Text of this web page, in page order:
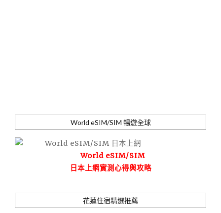
World eSIM/SIM 暢遊全球
World eSIM/SIM
日本上網實測心得與攻略
花蓮住宿精選推薦